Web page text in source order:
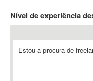
802.11
A-GPS
Nível de experiência
Estou a procura de